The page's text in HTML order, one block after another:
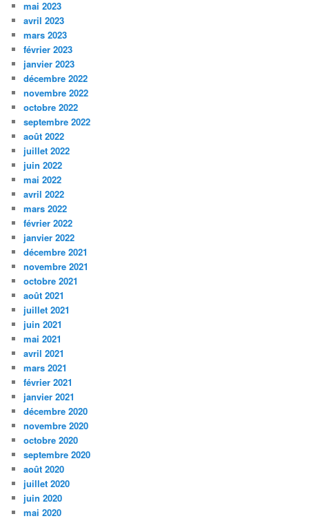
mai 2023
avril 2023
mars 2023
février 2023
janvier 2023
décembre 2022
novembre 2022
octobre 2022
septembre 2022
août 2022
juillet 2022
juin 2022
mai 2022
avril 2022
mars 2022
février 2022
janvier 2022
décembre 2021
novembre 2021
octobre 2021
août 2021
juillet 2021
juin 2021
mai 2021
avril 2021
mars 2021
février 2021
janvier 2021
décembre 2020
novembre 2020
octobre 2020
septembre 2020
août 2020
juillet 2020
juin 2020
mai 2020